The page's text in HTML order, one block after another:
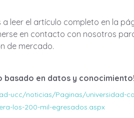
leer el artículo completo en la
en contacto con nosotros
de mercado.
basado en datos y conocimiento!
ucc/noticias/Paginas/universidad-
los-200-mil-egresados.aspx